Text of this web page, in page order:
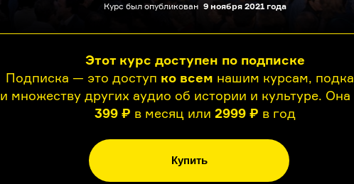
Курс был опубликован 9 ноября 2021 года
Этот курс доступен по подписке
Подписка — это доступ ко всем нашим курсам,
и множеству других аудио об истории и культуре. Она
399 ₽ в месяц или 2999 ₽ в год
Купить